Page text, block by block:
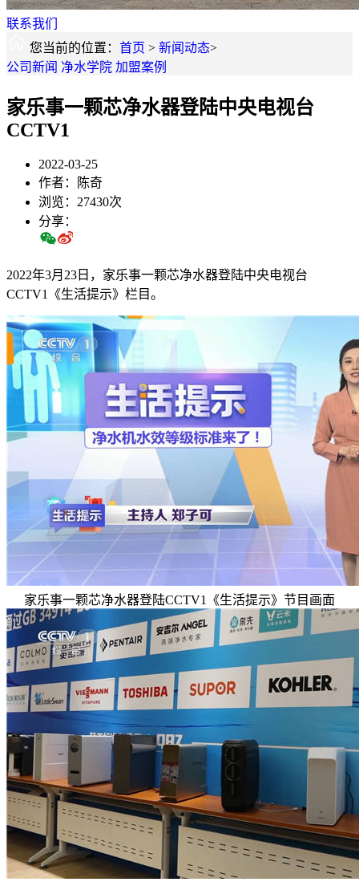
联系我们
您当前的位置： 首页 > 新闻动态>
公司新闻 净水学院 加盟案例
家乐事一颗芯净水器登陆中央电视台
CCTV1
2022-03-25
作者：陈奇
浏览：27430次
分享：
2022年3月23日，家乐事一颗芯净水器登陆中央电视台
CCTV1《生活提示》栏目。
家乐事一颗芯净水器登陆CCTV1《生活提示》节目画面